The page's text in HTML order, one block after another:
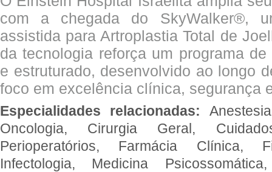
com a chegada do SkyWalker®,
assistida para Artroplastia Total de
da tecnologia reforça um programa
e estruturado, desenvolvido ao longo
foco em excelência clínica, segurança
Especialidades relacionadas:
Oncologia, Cirurgia Geral,
Perioperatórios, Farmácia Clínica,
Infectologia, Medicina